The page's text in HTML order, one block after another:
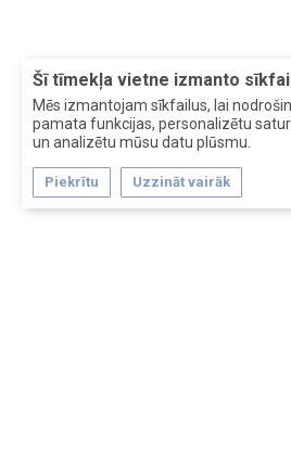
Šī tīmekļa vietne izmanto
Mēs izmantojam sīkfailus, lai
pamata funkcijas, personalizētu
un analizētu mūsu datu plūsmu.
Piekrītu Uzzināt vairāk